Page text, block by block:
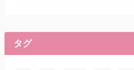
タグ